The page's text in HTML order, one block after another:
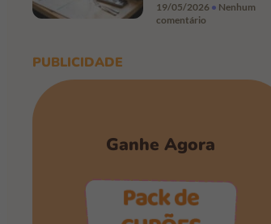
19/05/2026
Nenhum
comentário
PUBLICIDADE
Ganhe Agora